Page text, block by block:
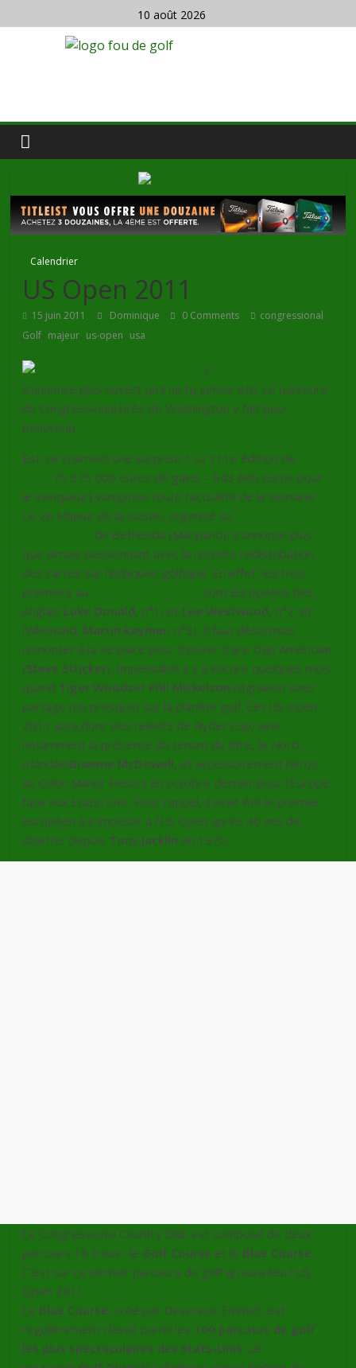
10 août 2026
Calendrier
US Open 2011
15 juin 2011 Dominique 0 Comments congressional,
Golf, majeur, us-open, usa
L’
s’annonce plus ouvert qu’il ne l’a jamais été. Le parcours
du Congressional près de Washington y fait pour
beaucoup.
Est-ce vraiment une surprise ? La 111e édition de
(5 275 000 euros de gains – 943 600 euros pour
le vainqueur) vampirise toute l’actualité de la semaine.
Le 2e Majeur de la saison, organisé au
de Bethesda (Maryland), s’annonce plus
que jamais passionnant avec la récente redistribution
des cartes sur l’échiquier golfique. En effet, les trois
premiers au
sont Européens (les
Anglais Luke Donald, n°1, et Lee Westwood, n°2, et
l’Allemand, Martin Kaymer, n°3). Il faut désormais
remonter à la 4e place pour trouver trace d’un Américain
(Steve Stricker). Impensable il y a encore quelques mois
quand Tiger Woodset Phil Mickelson régnaient sans
partage (ou presque) sur la planète golf. Cet US Open
2011 aura donc des relents de Ryder Cup, avec
notamment la présence du tenant du titre, le Nord-
IrlandaisGraeme McDowell, et accessoirement héros
au Celtic Manor Resort en octobre dernier pour l’Europe
face aux Etats-Unis. Pour rappel, il avait été le premier
européen à s’imposer à l’US Open après 40 ans de
disette. Depuis Tony Jacklin en 1970…
Le Congressional Country Club est composé de deux
parcours 18 trous : le Golf Course et le Blue Course.
C’est sur ce dernier parcours de golf qu’aura lieu l’US
Open 2011.
Le Blue Course, créé par Devereux Emmet, est
régulièrement classé parmi les 100 parcours de golf
les plus spectaculaires des Etats-Unis. Le